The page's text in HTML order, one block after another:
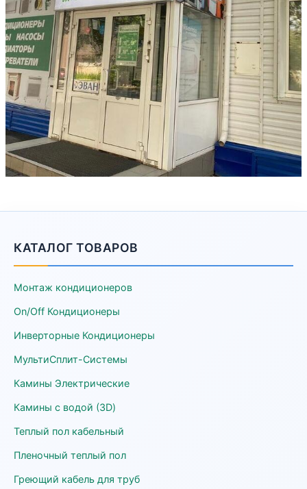
КАТАЛОГ ТОВАРОВ
Монтаж кондиционеров
On/Off Кондиционеры
Инверторные Кондиционеры
МультиСплит-Системы
Камины Электрические
Камины с водой (3D)
Теплый пол кабельный
Пленочный теплый пол
Греющий кабель для труб